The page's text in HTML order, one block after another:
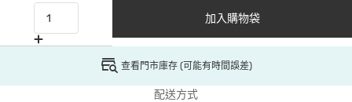
加入購物袋
查看門市庫存 (可能有時間誤差)
配送方式